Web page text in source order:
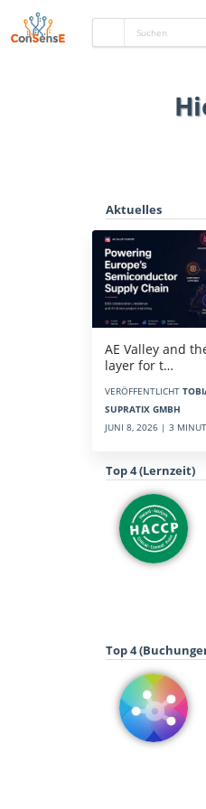
Aktuelles
AE Valley and
layer for t…
VERÖFFENTLICHT
SUPRATIX GMBH
JUNI 8, 2026 | 3
Top 4 (Lernzeit)
Top 4